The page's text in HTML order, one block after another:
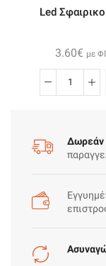
Led
3.60€ με
Led
Ε27
6w
Ψυχρο
Δωρεάν